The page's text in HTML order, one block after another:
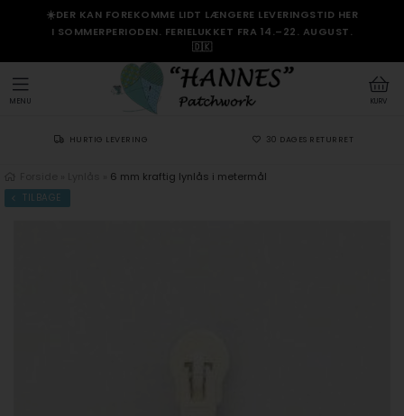
☀️DER KAN FOREKOMME LIDT LÆNGERE LEVERINGSTID HER
I SOMMERPERIODEN. FERIELUKKET FRA 14.–22. AUGUST.
🇩🇰
KURV
MENU
HURTIG LEVERING 30 DAGES RETURRET
6 mm kraftig lynlås i metermål
TILBAGE